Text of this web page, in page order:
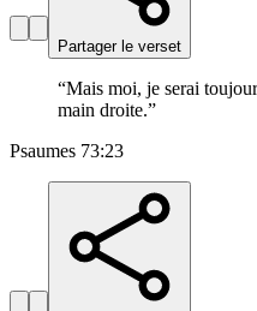
Partager le verset
“Mais moi, je serai
main droite.”
Psaumes 73:23